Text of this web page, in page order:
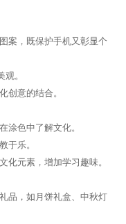
案，既保护手机又彰显个
。
创意的结合。
涂色中了解文化。
于乐。
化元素，增加学习趣味。
品，如月饼礼盒、中秋灯